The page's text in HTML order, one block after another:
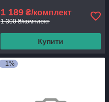
1 189 ₴/комплект
1 300 ₴/комплект
Купити
–1%